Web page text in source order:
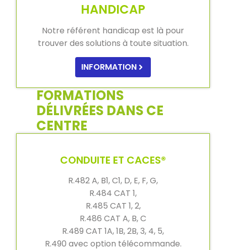
HANDICAP
Notre référent handicap est là pour
trouver des solutions à toute situation.
INFORMATION
FORMATIONS
DÉLIVRÉES DANS CE
CENTRE
CONDUITE ET CACES®
R.482 A, B1, C1, D, E, F, G,
R.484 CAT 1,
R.485 CAT 1, 2,
R.486 CAT A, B, C
R.489 CAT 1A, 1B, 2B, 3, 4, 5,
R.490 avec option télécommande.